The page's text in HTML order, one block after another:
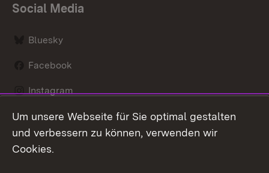
Social Media
Bluesky
Facebook
Instagram
LinkedIn
Um unsere Webseite für Sie optimal gestalten
und verbessern zu können, verwenden wir
Cookies.